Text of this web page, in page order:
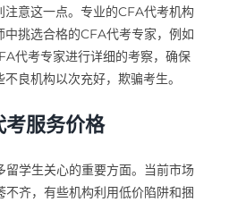
意这一点。专业的CFA代考机构
挑选合格的CFA代考专家，例如
代考专家进行详细的考察，确保
良机构以次充好，欺骗考生。
服务价格
学生关心的重要方面。当前市场
不齐，有些机构利用低价陷阱和捆